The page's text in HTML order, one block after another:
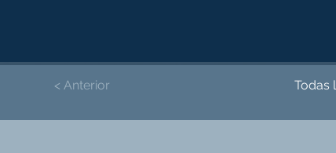
< Anterior Todas